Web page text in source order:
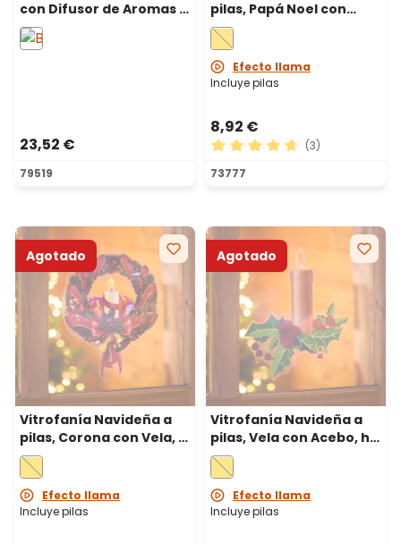
con Difusor de Aromas y
Sonidos de Silbato de
Vapor, h 13 cm, led
23,52 €
79519
pilas, Papá Noel con
farol, h 25 cm, led blanco
cálido
Efecto llama
Incluye pilas
8,92 €
Calificación promedio de
(3)
73777
Agotado
Vitrofanía Navideña a
pilas, Corona con Vela, h
25 cm, led blanco cálido
Efecto llama
Incluye pilas
Agotado
Vitrofanía Navideña a
pilas, Vela con Acebo, h
25 cm, led blanco cálido
Efecto llama
Incluye pilas